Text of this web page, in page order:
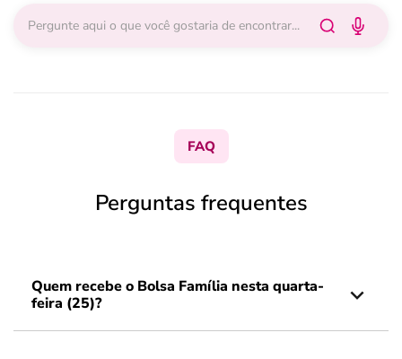
FAQ
Perguntas frequentes
Quem recebe o Bolsa Família nesta quarta-
feira (25)?